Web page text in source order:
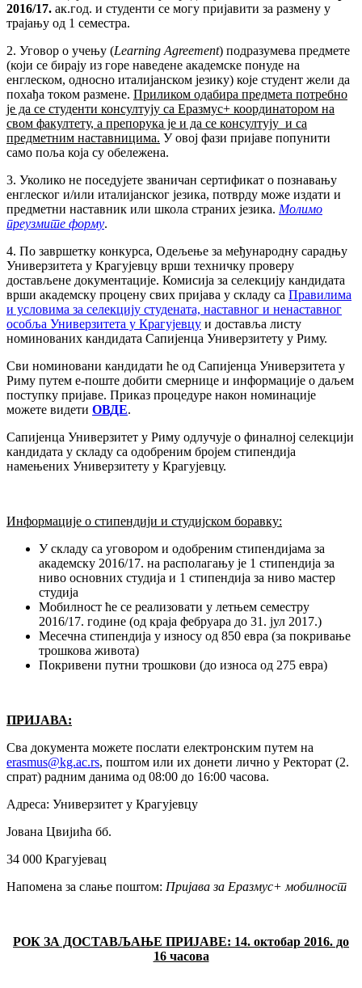
2016/17. ак.год. и студенти се могу пријавити за размену у
трајању од 1 семестра.
2. Уговор о учењу (Learning Agreement) подразумева предмете
(који се бирају из горе наведене академске понуде на
енглеском, односно италијанском језику) које студент жели да
похађа током размене. Приликом одабира предмета потребно
је да се студенти консултују са Еразмус+ координатором на
свом факултету, а препорука је и да се консултују и са
предметним наставницима. У овој фази пријаве попунити
само поља која су обележена.
3. Уколико не поседујете званичан сертификат о познавању
енглеског и/или италијанског језика, потврду може издати и
предметни наставник или школа страних језика. Молимо
преузмите форму.
4. По завршетку конкурса, Одељење за међународну сарадњу
Универзитета у Крагујевцу врши техничку проверу
достављене документације. Комисија за селекцију кандидата
врши академску процену свих пријава у складу са Правилима
и условима за селекцију студената, наставног и ненаставног
особља Универзитета у Крагујевцу и доставља листу
номинованих кандидата Сапијенца Универзитету у Риму.
Сви номиновани кандидати ће од Сапијенца Универзитета у
Риму путем е-поште добити смернице и информације о даљем
поступку пријаве. Приказ процедуре након номинације
можете видети ОВДЕ.
Сапијенца Универзитет у Риму одлучује о финалној селекцији
кандидата у складу са одобреним бројем стипендија
намењених Универзитету у Крагујевцу.
Информације о стипендији и студијском боравку:
У складу са уговором и одобреним стипендијама за
академску 2016/17. на располагању је 1 стипендија за
ниво основних студија и 1 стипендија за ниво мастер
студија
Мобилност ће се реализовати у летњем семестру
2016/17. године (од краја фебруара до 31. јул 2017.)
Месечна стипендија у износу од 850 евра (за покривање
трошкова живота)
Покривени путни трошкови (до износа од 275 евра)
ПРИЈАВА:
Сва документа можете послати електронским путем на
erasmus@kg.ac.rs, поштом или их донети лично у Ректорат (2.
спрат) радним данима од 08:00 до 16:00 часова.
Адреса: Универзитет у Крагујевцу
Јована Цвијића бб.
34 000 Крагујевац
Напомена за слање поштом: Пријава за Еразмус+ мобилност
РОК ЗА ДОСТАВЉАЊЕ ПРИЈАВЕ: 14. октобар 2016. до
16 часова